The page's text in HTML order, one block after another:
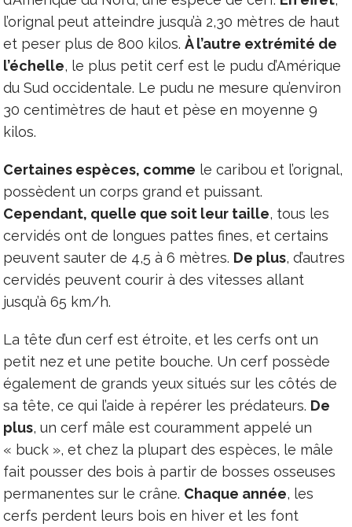
l’orignal peut atteindre jusqu’à 2,30 mètres de haut
et peser plus de 800 kilos. À l’autre extrémité de
l’échelle, le plus petit cerf est le pudu d’Amérique
du Sud occidentale. Le pudu ne mesure qu’environ
30 centimètres de haut et pèse en moyenne 9
kilos.
Certaines espèces, comme le caribou et l’orignal,
possèdent un corps grand et puissant.
Cependant, quelle que soit leur taille, tous les
cervidés ont de longues pattes fines, et certains
peuvent sauter de 4,5 à 6 mètres. De plus, d’autres
cervidés peuvent courir à des vitesses allant
jusqu’à 65 km/h.
La tête d’un cerf est étroite, et les cerfs ont un
petit nez et une petite bouche. Un cerf possède
également de grands yeux situés sur les côtés de
sa tête, ce qui l’aide à repérer les prédateurs. De
plus, un cerf mâle est couramment appelé un
« buck », et chez la plupart des espèces, le mâle
fait pousser des bois à partir de bosses osseuses
permanentes sur le crâne. Chaque année, les
cerfs perdent leurs bois en hiver et les font